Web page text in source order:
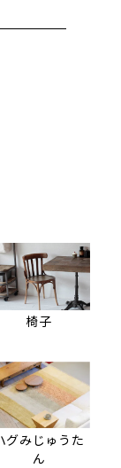
椅子
グみじゅうた
ん